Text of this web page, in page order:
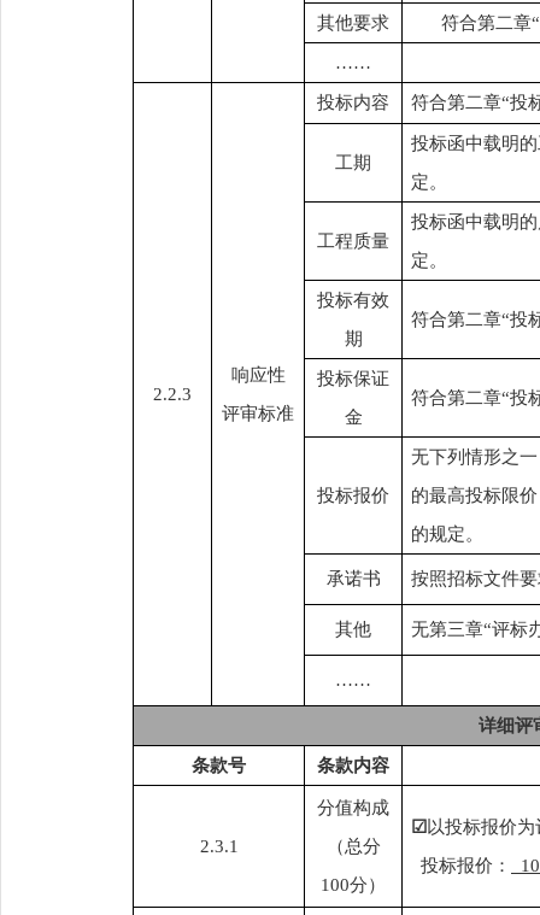
其他要求 符合第二章
……
2.2.3
响应性
评审标准
投标内容 符合第二章“投
工期
投标函中载明
定。
工程质量
投标函中载明
定。
投标有效
期
符合第二章“投
投标保证
金
符合第二章“投
投标报价
无下列情形之
的最高投标限
的规定。
承诺书 按照招标文件
其他 无第三章“评标
……
详细评
条款号 条款内容
2.3.1
分值构成
（总分
100分）
☑以投标报价
投标报价：